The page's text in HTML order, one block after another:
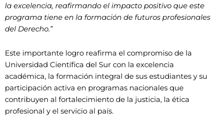
la excelencia, reafirmando el impacto positivo que este
programa tiene en la formación de futuros profesionales
del Derecho.”
Este importante logro reafirma el compromiso de la
Universidad Científica del Sur con la excelencia
académica, la formación integral de sus estudiantes y su
participación activa en programas nacionales que
contribuyen al fortalecimiento de la justicia, la ética
profesional y el servicio al país.